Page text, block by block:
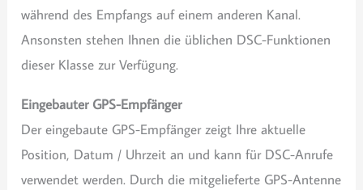
während des Empfangs auf einem anderen Kanal.
Ansonsten stehen Ihnen die üblichen DSC-Funktionen
dieser Klasse zur Verfügung.
Eingebauter GPS-Empfänger
Der eingebaute GPS-Empfänger zeigt Ihre aktuelle
Position, Datum / Uhrzeit an und kann für DSC-Anrufe
verwendet werden. Durch die mitgelieferte GPS-Antenne